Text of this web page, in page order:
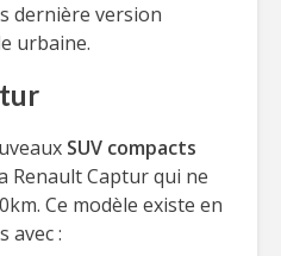
dernière version
urbaine.
SUV compacts
Renault Captur qui ne
Ce modèle existe en
avec :